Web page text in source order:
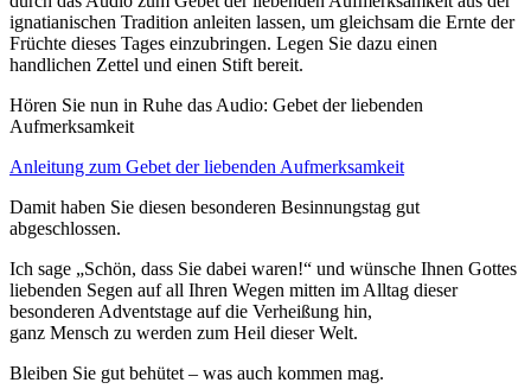
ignatianischen Tradition anleiten lassen, um gleichsam die Ernte der
Früchte dieses Tages einzubringen. Legen Sie dazu einen
handlichen Zettel und einen Stift bereit.
Hören Sie nun in Ruhe das Audio: Gebet der liebenden
Aufmerksamkeit
Anleitung zum Gebet der liebenden Aufmerksamkeit
Damit haben Sie diesen besonderen Besinnungstag gut
abgeschlossen.
Ich sage „Schön, dass Sie dabei waren!“ und wünsche Ihnen Gottes
liebenden Segen auf all Ihren Wegen mitten im Alltag dieser
besonderen Adventstage auf die Verheißung hin,
ganz Mensch zu werden zum Heil dieser Welt.
Bleiben Sie gut behütet – was auch kommen mag.